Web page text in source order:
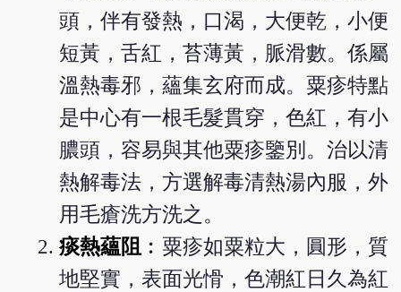
頭，伴有發熱，口渴，大便乾，小便
短黃，舌紅，苔薄黃，脈滑數。係屬
溫熱毒邪，蘊集玄府而成。粟疹特點
是中心有一根毛髮貫穿，色紅，有小
膿頭，容易與其他粟疹鑒別。治以清
熱解毒法，方選解毒清熱湯內服，外
用毛瘡洗方洗之。
痰熱蘊阻 ︰粟疹如粟粒大，圓形，質
地堅實，表面光愲，色潮紅日久為紅